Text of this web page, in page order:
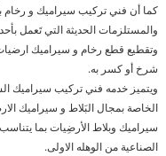
كما أن فني تركيب سيراميك و رخام
والمستلزمات الحديثة التي تَعمل
وتقطيع قطع رخام و سيراميك
شرخ أو كسر به.
ويتميز خدمه فني تركيب سيراميك
الخاصة بمجال البَلاط و سيراميك
سيراميك وبلاط الأرضِيات بما
الصناعية من الوهله الاولى.